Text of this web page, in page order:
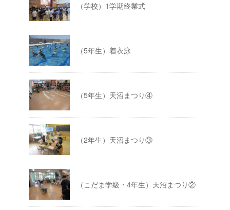
（学校）1学期終業式
（5年生）着衣泳
（5年生）天沼まつり④
（2年生）天沼まつり③
（こだま学級・4年生）天沼まつり②